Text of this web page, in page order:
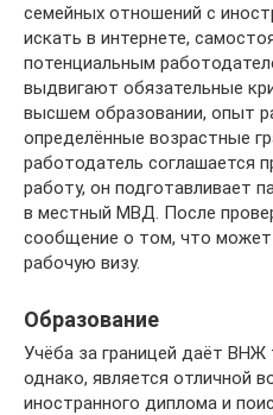
семейных отношений с
искать в интернете,
потенциальным
выдвигают обязательные
высшем образовании, опыт
определённые возрастные
работодатель соглашается
работу, он подготавливает
в местный МВД. После
сообщение о том, что
рабочую визу.
Образование
Учёба за границей даёт ВНЖ
однако, является отличной
иностранного диплома и